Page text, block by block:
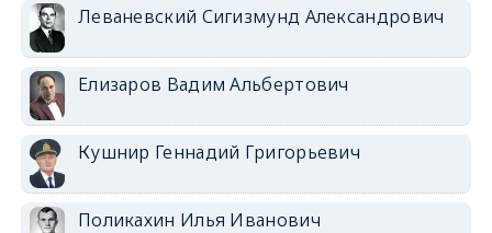
Леваневский Сигизмунд Александрович
Елизаров Вадим Альбертович
Кушнир Геннадий Григорьевич
Поликахин Илья Иванович